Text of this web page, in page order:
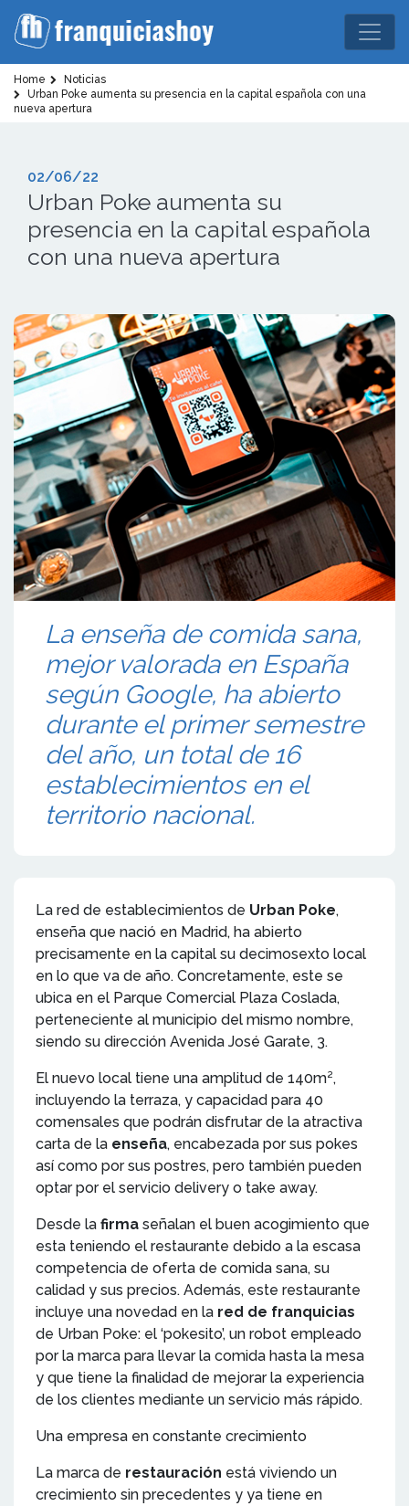
Home
Noticias
Urban Poke aumenta su presencia en la capital española con una
nueva apertura
02/06/22
Urban Poke aumenta su
presencia en la capital española
con una nueva apertura
La enseña de comida sana,
mejor valorada en España
según Google, ha abierto
durante el primer semestre
del año, un total de 16
establecimientos en el
territorio nacional.
La red de establecimientos de Urban Poke,
enseña que nació en Madrid, ha abierto
precisamente en la capital su decimosexto local
en lo que va de año. Concretamente, este se
ubica en el Parque Comercial Plaza Coslada,
perteneciente al municipio del mismo nombre,
siendo su dirección Avenida José Garate, 3.
El nuevo local tiene una amplitud de 140m²,
incluyendo la terraza, y capacidad para 40
comensales que podrán disfrutar de la atractiva
carta de la enseña, encabezada por sus pokes
así como por sus postres, pero también pueden
optar por el servicio delivery o take away.
Desde la firma señalan el buen acogimiento que
esta teniendo el restaurante debido a la escasa
competencia de oferta de comida sana, su
calidad y sus precios. Además, este restaurante
incluye una novedad en la red de franquicias
de Urban Poke: el ‘pokesito’, un robot empleado
por la marca para llevar la comida hasta la mesa
y que tiene la finalidad de mejorar la experiencia
de los clientes mediante un servicio más rápido.
Una empresa en constante crecimiento
La marca de restauración está viviendo un
crecimiento sin precedentes y ya tiene en